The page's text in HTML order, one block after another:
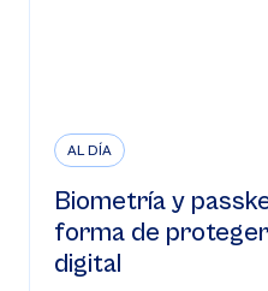
AL DÍA
Biometría y
forma de
digital